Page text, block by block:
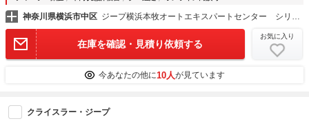
神奈川県横浜市中区 ジープ横浜本牧オートエキスパートセンター シリウス株式会社
在庫を確認・見積り依頼する
お気に入り
今あなたの他に10人が見ています
クライスラー・ジープ